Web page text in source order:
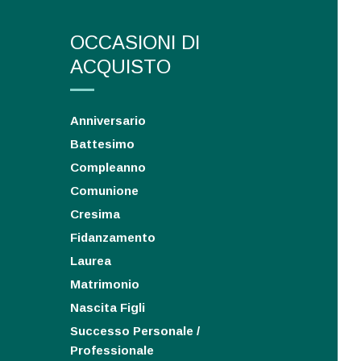
OCCASIONI DI
ACQUISTO
Anniversario
Battesimo
Compleanno
Comunione
Cresima
Fidanzamento
Laurea
Matrimonio
Nascita Figli
Successo Personale /
Professionale